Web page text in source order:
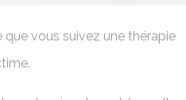
vous suivez une thérapie